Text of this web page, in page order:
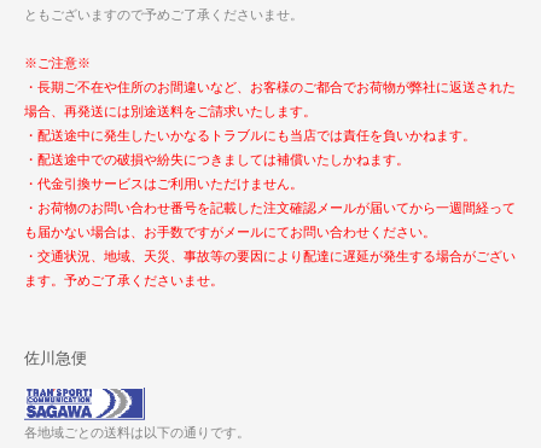
ともございますので予めご了承くださいませ。
※ご注意※
・長期ご不在や住所のお間違いなど、お客様のご都合でお荷物が弊社に返送された
場合、再発送には別途送料をご請求いたします。
・配送途中に発生したいかなるトラブルにも当店では責任を負いかねます。
・配送途中での破損や紛失につきましては補償いたしかねます。
・代金引換サービスはご利用いただけません。
・お荷物のお問い合わせ番号を記載した注文確認メールが届いてから一週間経って
も届かない場合は、お手数ですがメールにてお問い合わせください。
・交通状況、地域、天災、事故等の要因により配達に遅延が発生する場合がござい
ます。予めご了承くださいませ。
佐川急便
各地域ごとの送料は以下の通りです。